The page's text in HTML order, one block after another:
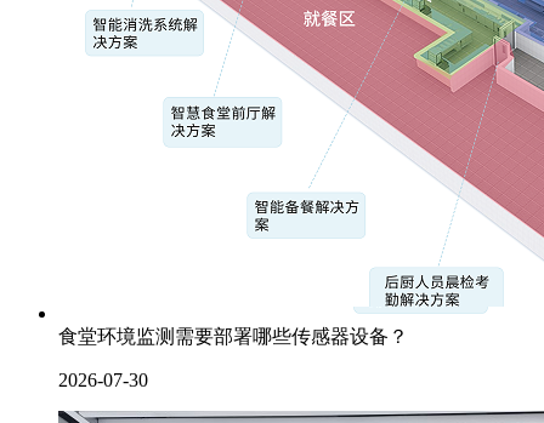
食堂环境监测需要部署哪些传感器设备？
2026-07-30